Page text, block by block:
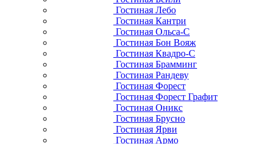
Гостиная Лебо
Гостиная Кантри
Гостиная Ольса-С
Гостиная Бон Вояж
Гостиная Квадро-С
Гостиная Брамминг
Гостиная Рандеву
Гостиная Форест
Гостиная Форест Графит
Гостиная Оникс
Гостиная Брусно
Гостиная Ярви
Гостиная Армо